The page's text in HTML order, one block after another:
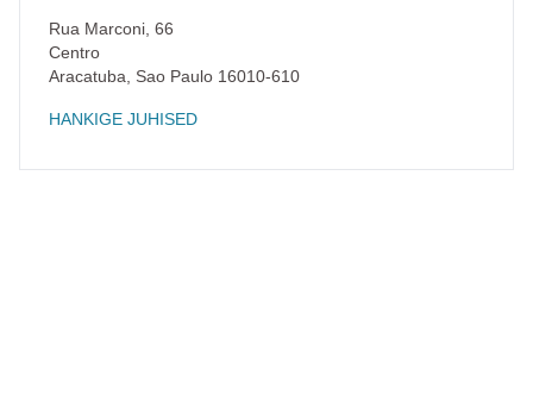
Rua Marconi, 66
Centro
Aracatuba
Sao Paulo 16010-610
HANKIGE JUHISED